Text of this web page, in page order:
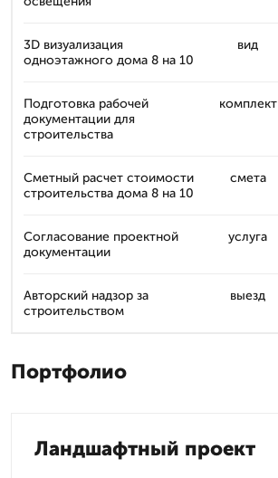
3D визуализация
одноэтажного дома 8 на 10
вид
Подготовка рабочей
документации для
строительства
комплект
Сметный расчет стоимости
строительства дома 8 на 10
смета
Согласование проектной
документации
услуга
Авторский надзор за
строительством
выезд
Портфолио
Ландшафтный проект